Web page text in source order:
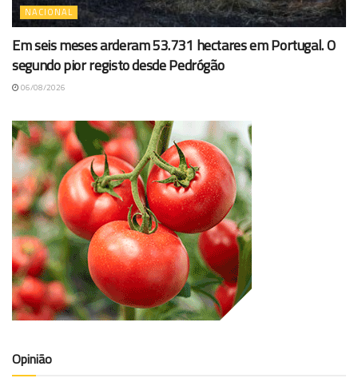
NACIONAL
Em seis meses arderam 53.731 hectares em Portugal. O
segundo pior registo desde Pedrógão
06/08/2026
Opinião